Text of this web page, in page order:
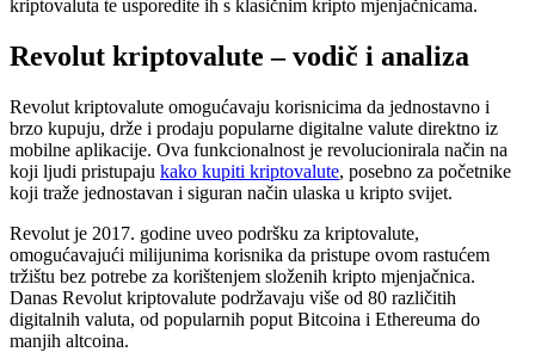
kriptovaluta te usporedite ih s klasičnim kripto mjenjačnicama.
Revolut kriptovalute – vodič i analiza
Revolut kriptovalute omogućavaju korisnicima da jednostavno i
brzo kupuju, drže i prodaju popularne digitalne valute direktno iz
mobilne aplikacije. Ova funkcionalnost je revolucionirala način na
koji ljudi pristupaju kako kupiti kriptovalute, posebno za početnike
koji traže jednostavan i siguran način ulaska u kripto svijet.
Revolut je 2017. godine uveo podršku za kriptovalute,
omogućavajući milijunima korisnika da pristupe ovom rastućem
tržištu bez potrebe za korištenjem složenih kripto mjenjačnica.
Danas Revolut kriptovalute podržavaju više od 80 različitih
digitalnih valuta, od popularnih poput Bitcoina i Ethereuma do
manjih altcoina.